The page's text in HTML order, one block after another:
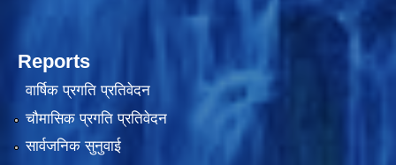
Reports
वार्षिक प्रगति प्रतिवेदन
चौमासिक प्रगति प्रतिवेदन
सार्वजनिक सुनुवाई